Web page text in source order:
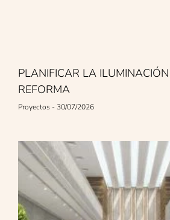
PLANIFICAR LA
REFORMA
Proyectos 30/07/2026